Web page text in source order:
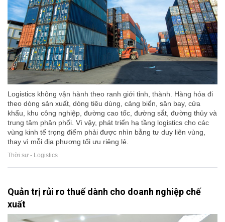
Logistics không vận hành theo ranh giới tỉnh, thành. Hàng hóa đi
theo dòng sản xuất, dòng tiêu dùng, cảng biển, sân bay, cửa
khẩu, khu công nghiệp, đường cao tốc, đường sắt, đường thủy và
trung tâm phân phối. Vì vậy, phát triển hạ tầng logistics cho các
vùng kinh tế trọng điểm phải được nhìn bằng tư duy liên vùng,
thay vì mỗi địa phương tối ưu riêng lẻ.
Thời sự - Logistics
Quản trị rủi ro thuế dành cho doanh nghiệp chế
xuất